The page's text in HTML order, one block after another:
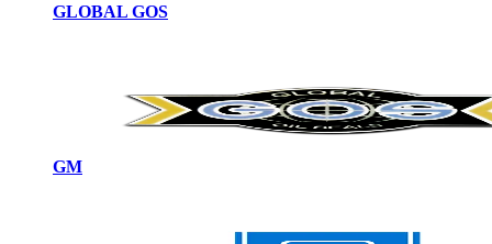
GLOBAL GOS
GM